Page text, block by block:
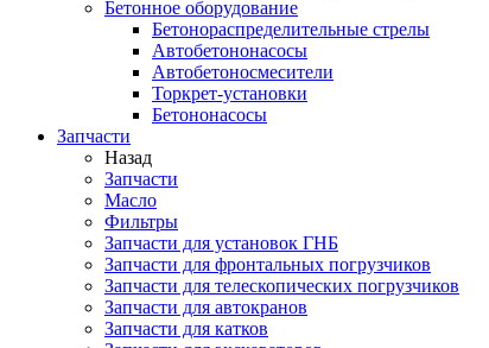
Бетонное оборудование
Бетонораспределительные стрелы
Автобетононасосы
Автобетоносмесители
Торкрет-установки
Бетононасосы
Запчасти
Назад
Запчасти
Масло
Фильтры
Запчасти для установок ГНБ
Запчасти для фронтальных погрузчиков
Запчасти для телескопических погрузчиков
Запчасти для автокранов
Запчасти для катков